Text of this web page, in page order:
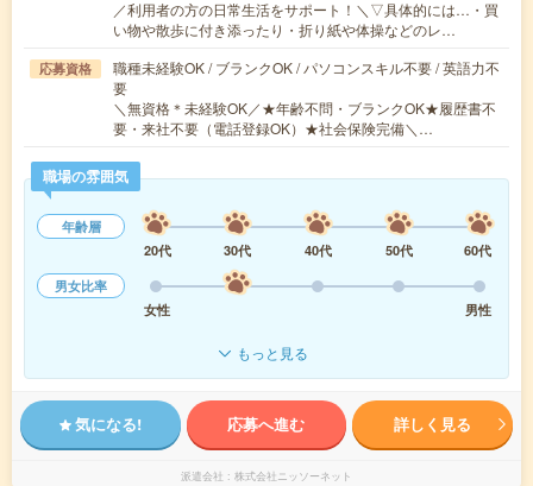
／利用者の方の日常生活をサポート！＼▽具体的には…・買
い物や散歩に付き添ったり・折り紙や体操などのレ…
応募資格
職種未経験OK / ブランクOK / パソコンスキル不要 / 英語力不
要
＼無資格＊未経験OK／★年齢不問・ブランクOK★履歴書不
要・来社不要（電話登録OK）★社会保険完備＼…
職場の雰囲気
年齢層
20代
30代 40代 50代
60代
男女比率
女性
男性
もっと見る
気になる! 応募へ進む 詳しく見る
派遣会社 株式会社ニッソーネット